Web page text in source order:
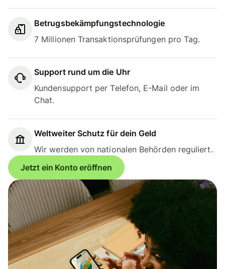
Betrugsbekämpfungstechnologie
7 Millionen Transaktionsprüfungen pro Tag.
Support rund um die Uhr
Kundensupport per Telefon, E-Mail oder im
Chat.
Weltweiter Schutz für dein Geld
Wir werden von nationalen Behörden reguliert.
Jetzt ein Konto eröffnen